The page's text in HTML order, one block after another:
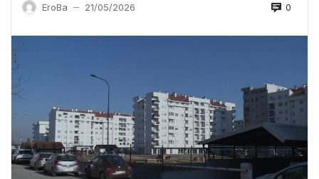
EroBa — 21/05/2026 0